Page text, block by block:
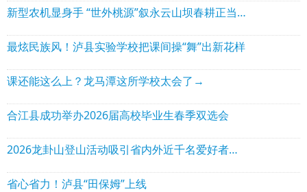
新型农机显身手 “世外桃源”叙永云山坝春耕正当时
最炫民族风！泸县实验学校把课间操“舞”出新花样
课还能这么上？龙马潭这所学校太会了→
合江县成功举办2026届高校毕业生春季双选会
2026龙卦山登山活动吸引省内外近千名爱好者参与
省心省力！泸县“田保姆”上线